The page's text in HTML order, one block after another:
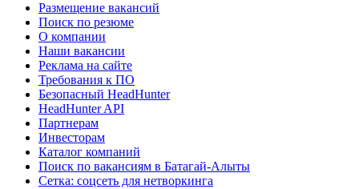
Размещение вакансий
Поиск по резюме
О компании
Наши вакансии
Реклама на сайте
Требования к ПО
Безопасный HeadHunter
HeadHunter API
Партнерам
Инвесторам
Каталог компаний
Поиск по вакансиям в Батагай-Алыты
Сетка: соцсеть для нетворкинга